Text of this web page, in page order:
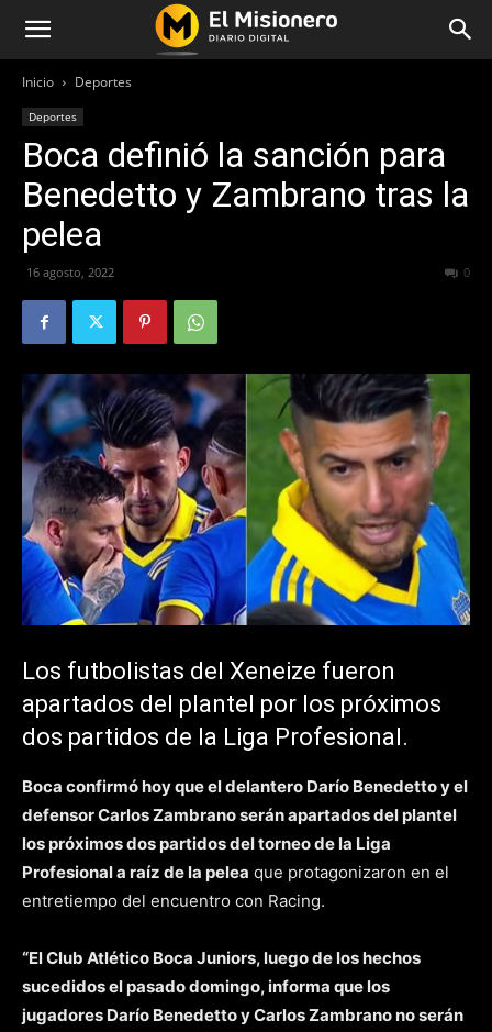
Inicio Deportes
Deportes
Boca definió la sanción para
Benedetto y Zambrano tras la
pelea
16 agosto, 2022 0
Los futbolistas del Xeneize fueron
apartados del plantel por los próximos
dos partidos de la Liga Profesional.
Boca confirmó hoy que el delantero Darío Benedetto y el
defensor Carlos Zambrano serán apartados del plantel
los próximos dos partidos del torneo de la Liga
Profesional a raíz de la pelea que protagonizaron en el
entretiempo del encuentro con Racing.
“El Club Atlético Boca Juniors, luego de los hechos
sucedidos el pasado domingo, informa que los
jugadores Darío Benedetto y Carlos Zambrano no serán